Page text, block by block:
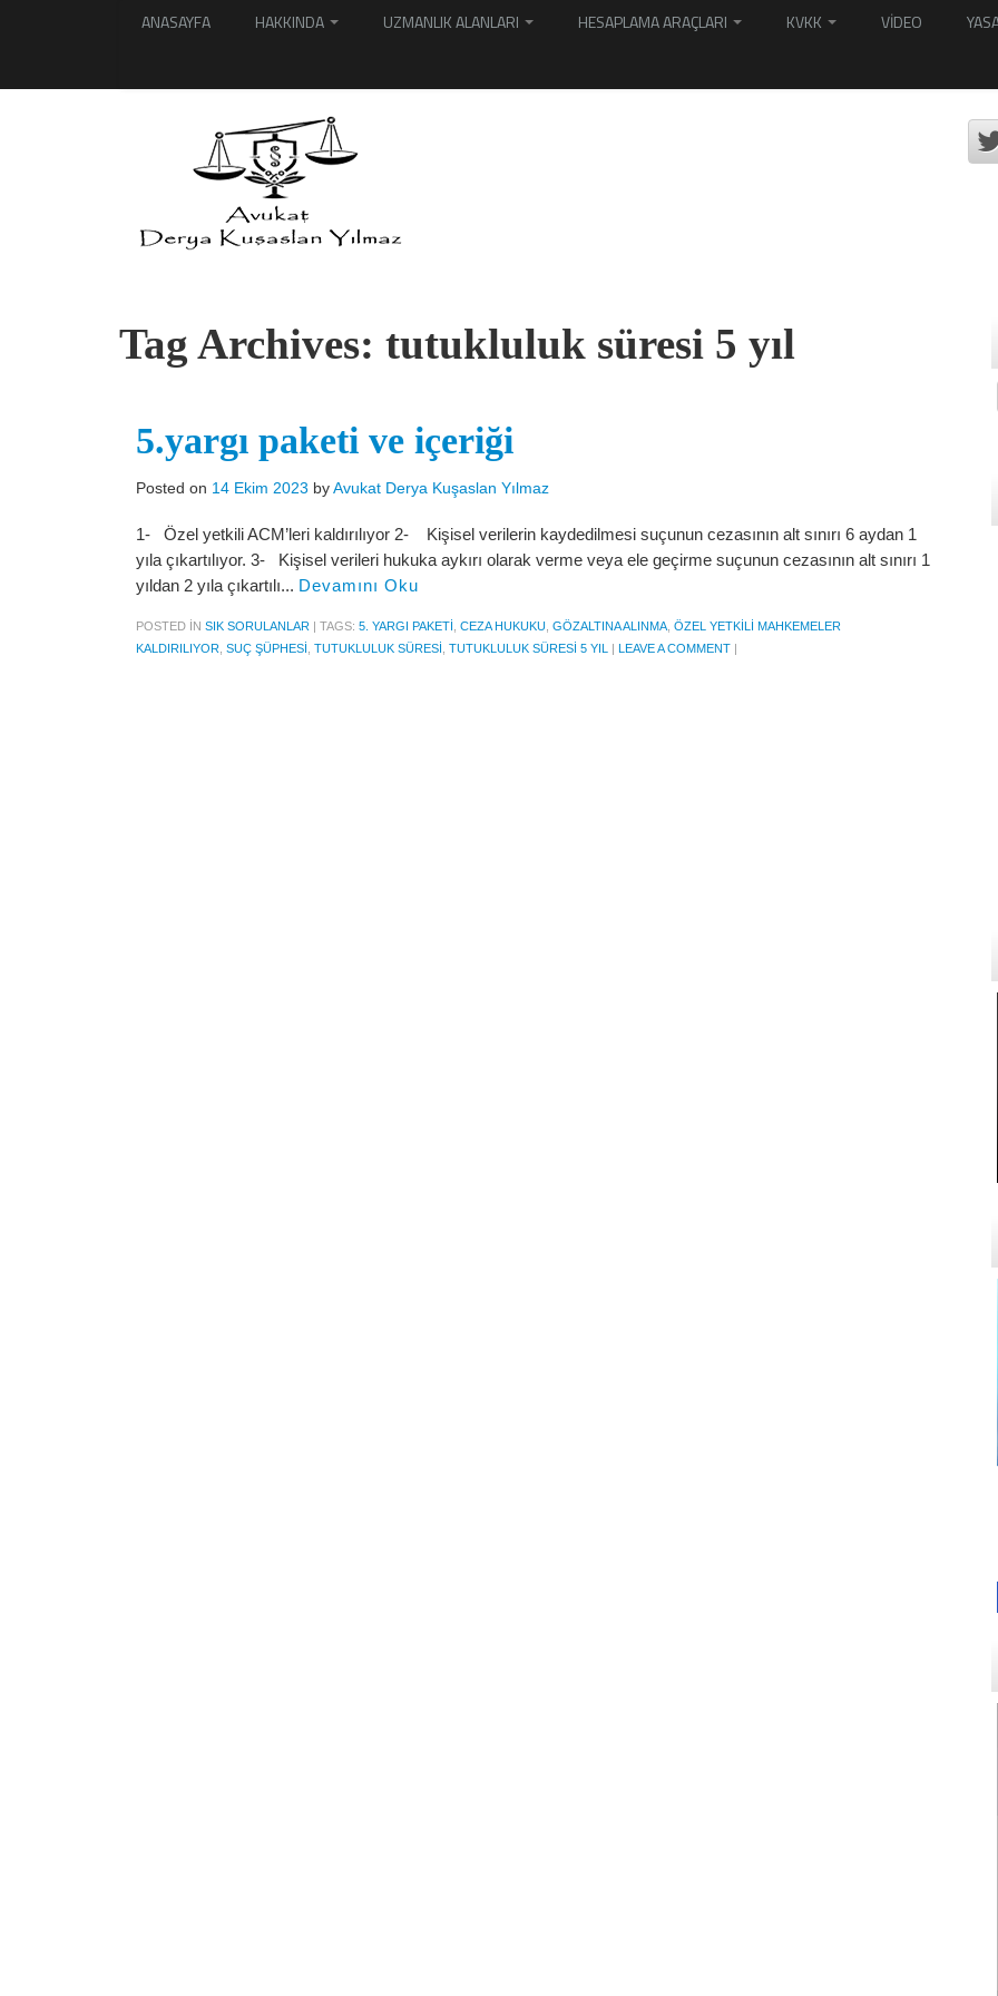
ANASAYFA HAKKINDA UZMANLIK ALANLARI HESAPLAMA ARAÇLARI KVKK VİDEO
Tag Archives: tutukluluk süresi 5 yıl
5.yargı paketi ve içeriği
Posted on 14 Ekim 2023 byAvukat Derya Kuşaslan Yılmaz
1- Özel yetkili ACM’leri kaldırılıyor 2- Kişisel verilerin kaydedilmesi suçunun cezasının alt sınırı 6 aydan 1
yıla çıkartılıyor. 3- Kişisel verileri hukuka aykırı olarak verme veya ele geçirme suçunun cezasının alt sınırı 1
yıldan 2 yıla çıkartılı... Devamını Oku
POSTED IN SIK SORULANLAR | TAGS: 5. YARGI PAKETI CEZA HUKUKU GÖZALTINA ALINMA ÖZEL YETKILI MAHKEMELER
KALDIRILIYOR SUÇ ŞÜPHESI TUTUKLULUK SÜRESI TUTUKLULUK SÜRESI 5 YIL | LEAVE A COMMENT |